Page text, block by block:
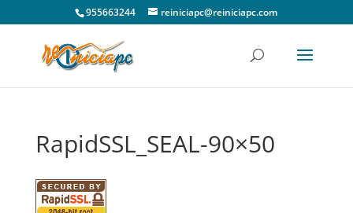
955663244 reiniciapc@reiniciapc.com
RapidSSL_SEAL-90×50